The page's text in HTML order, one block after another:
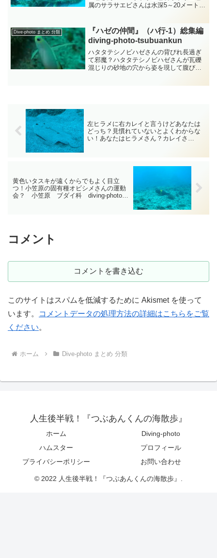
属のサラサエビさんは水深5～20メートル
様の様な縞々が走りその縞々の間には小
さな白い水玉模様が施...
Dive-photo まとめ 分類
『ハゼの仲間』（ハ行-1）総集編
diving-photo‐tsubuankun
ハタタテシノビハゼさんの背びれ長過ぎ
て邪魔？ハタタテシノビハゼさんが瓦礫
混じりの砂地の穴から姿を現して腹びれ
左ヒラメに右カレイと言うけどあなたは
どっち？見慣れていないとよくわからな
い！あなたはヒラメさん？カレイさ
黄色いタスキが遠くからでもよく目立
つ！小笠原の固有種オビシメさんの運動
会？ 小笠原 ブダイ科 diving-photo‐
コメント
コメントを書き込む
このサイトはスパムを低減するために Akismet を使って
います。
コメントデータの処理方法の詳細はこちらをご覧
ください。
ホーム Dive-photo まとめ 分類
人生後半戦！『つぶあんくんの海散歩』
ホーム
Diving-photo
ハムスター
プロフィール
プライバシーポリシー
お問い合わせ
© 2022 人生後半戦！『つぶあんくんの海散歩』.